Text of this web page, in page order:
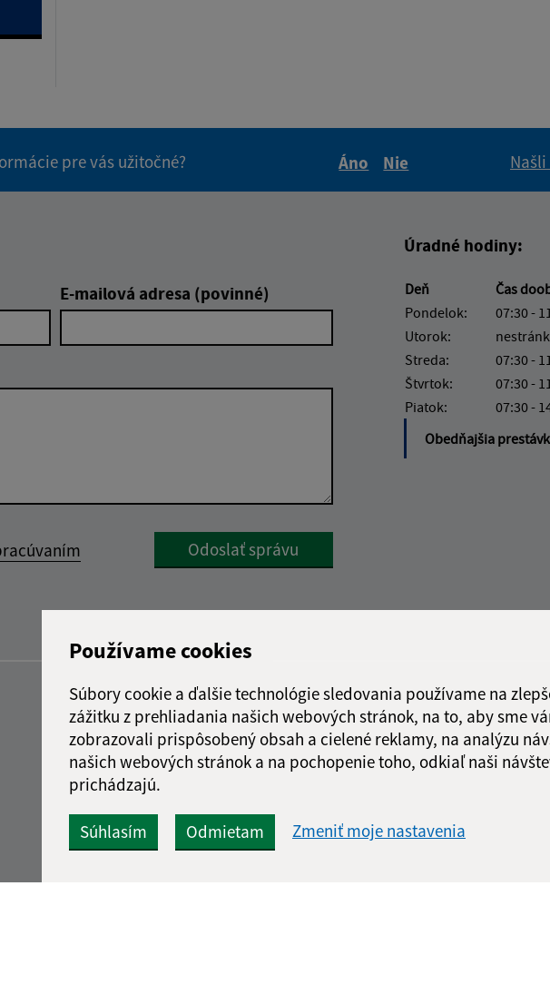
Používame cookies
Súbory cookie a ďalšie technológie sledovania používame na
zážitku z prehliadania našich webových stránok, na to, aby sme
zobrazovali prispôsobený obsah a cielené reklamy, na analýzu
našich webových stránok a na pochopenie toho, odkiaľ naši
prichádzajú.
Súhlasím Odmietam Zmeniť moje nastavenia
pre vás užitočné?
Áno
Nie
E-mailová adresa (povinné)
Google reCaptcha Response
Odoslať správu
Úradné hodiny:
Deň Čas
Pondelok:
07:30 -
Utorok:
Streda:
07:30 -
Štvrtok:
07:30 -
Piatok:
07:30 -
Obedňajšia